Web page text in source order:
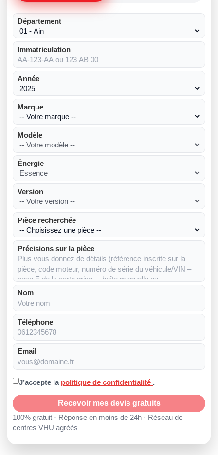
Département
Immatriculation
Année
Marque
Modèle
Énergie
Version
Pièce recherchée
Précisions sur la pièce
Nom
Téléphone
Email
J’accepte la politique de confidentialité .
Recevoir mes devis gratuits
100% gratuit · Réponse en moins de 24h · Réseau de
centres VHU agréés